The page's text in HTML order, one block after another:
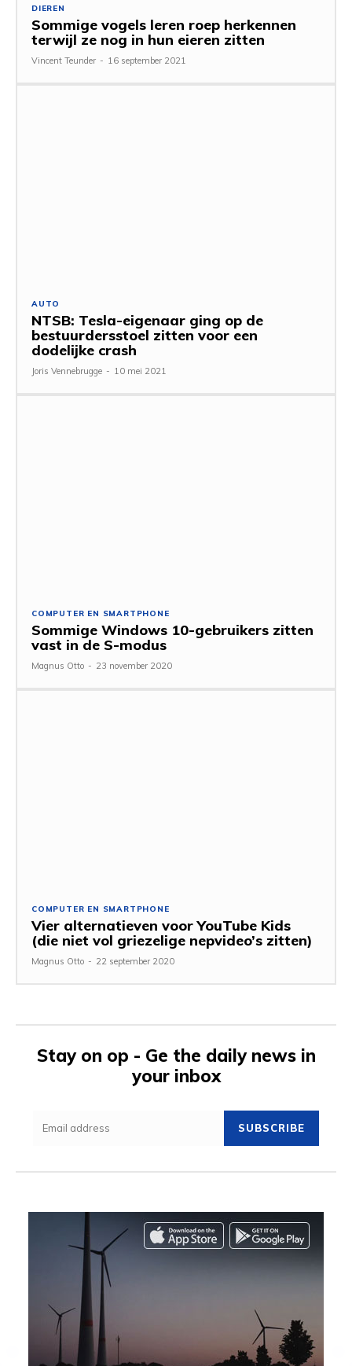
DIEREN
Sommige vogels leren roep herkennen
terwijl ze nog in hun eieren zitten
Vincent Teunder - 16 september 2021
AUTO
NTSB: Tesla-eigenaar ging op de
bestuurdersstoel zitten voor een
dodelijke crash
Joris Vennebrugge - 10 mei 2021
COMPUTER EN SMARTPHONE
Sommige Windows 10-gebruikers zitten
vast in de S-modus
Magnus Otto - 23 november 2020
COMPUTER EN SMARTPHONE
Vier alternatieven voor YouTube Kids
(die niet vol griezelige nepvideo’s zitten)
Magnus Otto - 22 september 2020
Stay on op - Ge the daily news in
your inbox
SUBSCRIBE